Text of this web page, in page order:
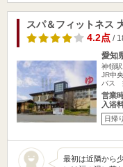
スパ＆フィットネス
4.2点/
愛知
神領
JR中
バス
営業
入浴
日帰り
最初は近隣から